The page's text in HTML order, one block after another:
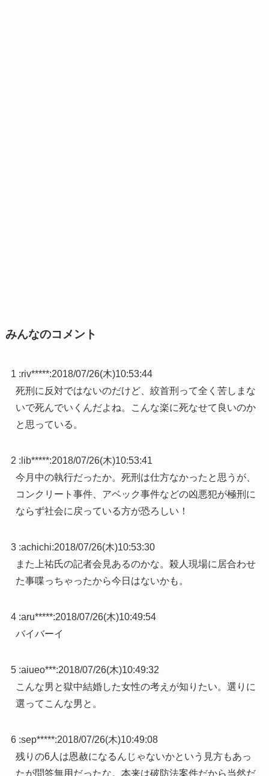
みんなのコメント
1 :riv*****:2018/07/26(木)10:53:44
死刑に反対ではないのだけど、絞首刑って全く苦しまな
いで死んでいくんだよね。こんな楽に死なせて良いのか
と思っている。
2 : lib*****:2018/07/26(木)10:53:41
今月中の執行だったか。死刑は仕方なかったと思うが、
コンクリート事件、アベック事件などの凶悪犯が極刑に
ならず社会に戻っている方が恐ろしい！
3 :achichi:2018/07/26(木)10:53:30
また上祐氏の記者会見あるのかな。殺人現場に居合わせ
た事喋っちゃったから今日はないかも。
4 :aru*****:2018/07/26(木)10:49:54
バイバーイ
5 :aiueo***:2018/07/26(木)10:49:32
こんな男と獄中結婚した女性の考えが知りたい。選りに
選ってこんな男と。
6 :sep*****:2018/07/26(木)10:49:08
残りの6人は恩赦になるんじゃないかという見方もあっ
たが問答無用だったな。本来は破防法案件だから当然だ